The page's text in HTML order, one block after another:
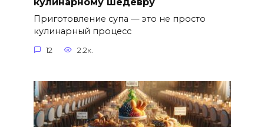
Приготовление супа — это не просто
кулинарный процесс
12 2.2к.